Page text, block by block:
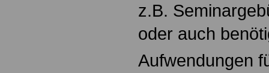
z.B.
oder auch
Aufwendungen